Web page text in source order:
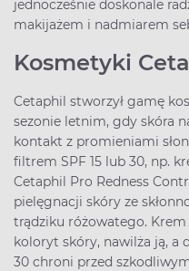
jednocześnie doskonale
makijażem i nadmiarem
Kosmetyki
Cetaphil stworzył gamę
sezonie letnim, gdy skóra
kontakt z promieniami
filtrem SPF 15 lub 30, np.
Cetaphil Pro Redness
pielęgnacji skóry ze
trądziku różowatego.
koloryt skóry, nawilża ją,
30 chroni przed